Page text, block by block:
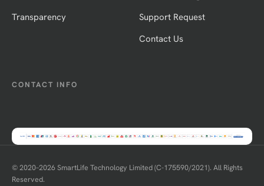
Transparency
Support Request
Contact Us
CONTACT INFO
© 2020–2026 SmartLife Technology Limited (C-175590/2021). All Rights
Reserved.